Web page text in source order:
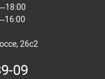
26с2
09